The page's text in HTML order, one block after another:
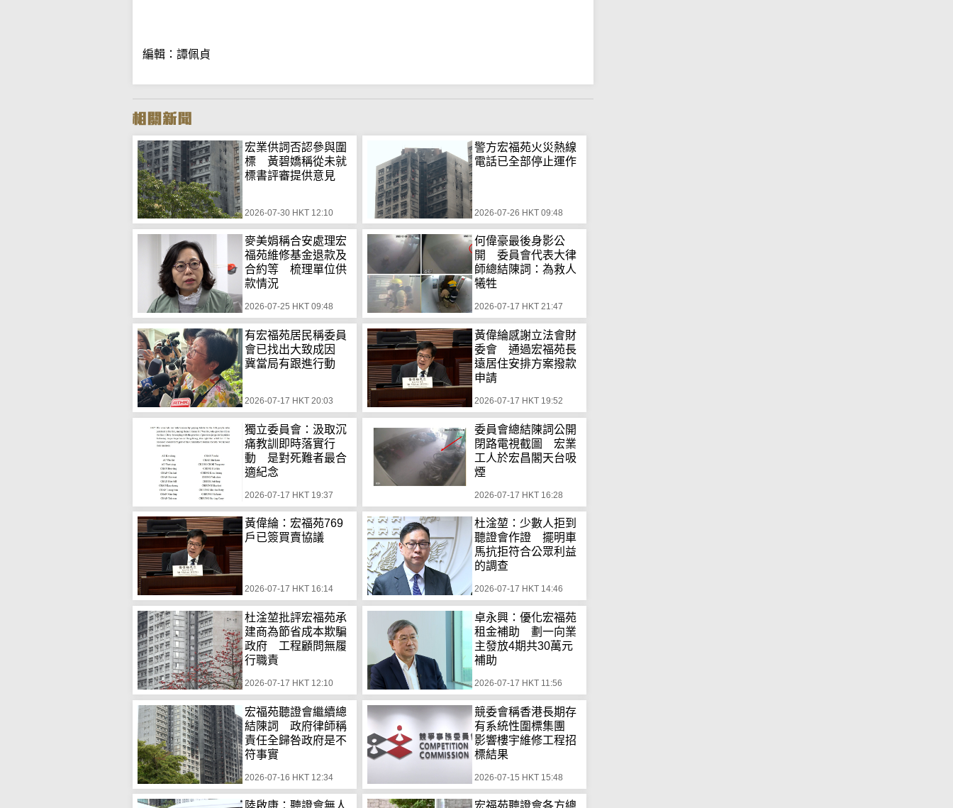
編輯：譚佩貞
宏業供詞否認參與圍
標 黃碧嬌稱從未就
標書評審提供意見
2026-07-30 HKT 12:10
警方宏福苑火災熱線
電話已全部停止運作
2026-07-26 HKT 09:48
麥美娟稱合安處理宏
福苑維修基金退款及
合約等 梳理單位供
款情況
2026-07-25 HKT 09:48
何偉豪最後身影公
開 委員會代表大律
師總結陳詞：為救人
犧牲
2026-07-17 HKT 21:47
有宏福苑居民稱委員
會已找出大致成因
冀當局有跟進行動
2026-07-17 HKT 20:03
黃偉綸感謝立法會財
委會 通過宏福苑長
遠居住安排方案撥款
申請
2026-07-17 HKT 19:52
獨立委員會：汲取沉
痛教訓即時落實行
動 是對死難者最合
適紀念
2026-07-17 HKT 19:37
委員會總結陳詞公開
閉路電視截圖 宏業
工人於宏昌閣天台吸
煙
2026-07-17 HKT 16:28
黃偉綸：宏福苑769
戶已簽買賣協議
2026-07-17 HKT 16:14
杜淦堃：少數人拒到
聽證會作證 擺明車
馬抗拒符合公眾利益
的調查
2026-07-17 HKT 14:46
杜淦堃批評宏福苑承
建商為節省成本欺騙
政府 工程顧問無履
行職責
2026-07-17 HKT 12:10
卓永興：優化宏福苑
租金補助 劃一向業
主發放4期共30萬元
補助
2026-07-17 HKT 11:56
宏福苑聽證會繼續總
結陳詞 政府律師稱
責任全歸咎政府是不
符事實
2026-07-16 HKT 12:34
競委會稱香港長期存
有系統性圍標集團
影響樓宇維修工程招
標結果
2026-07-15 HKT 15:48